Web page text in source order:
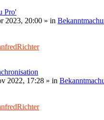
Pro'
2023, 20:00 » in
2022, 17:28 » in